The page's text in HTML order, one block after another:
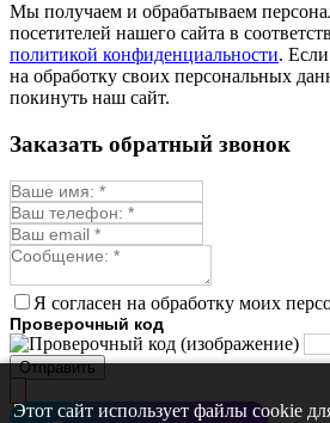
Мы получаем и обрабатываем
посетителей нашего сайта в
политикой конфиденциальности.
на обработку своих персональных
покинуть наш сайт.
Этот сайт использует файлы cookie
Заказать обратный звонок
Я согласен на обработку моих
Проверочный код
Отправить